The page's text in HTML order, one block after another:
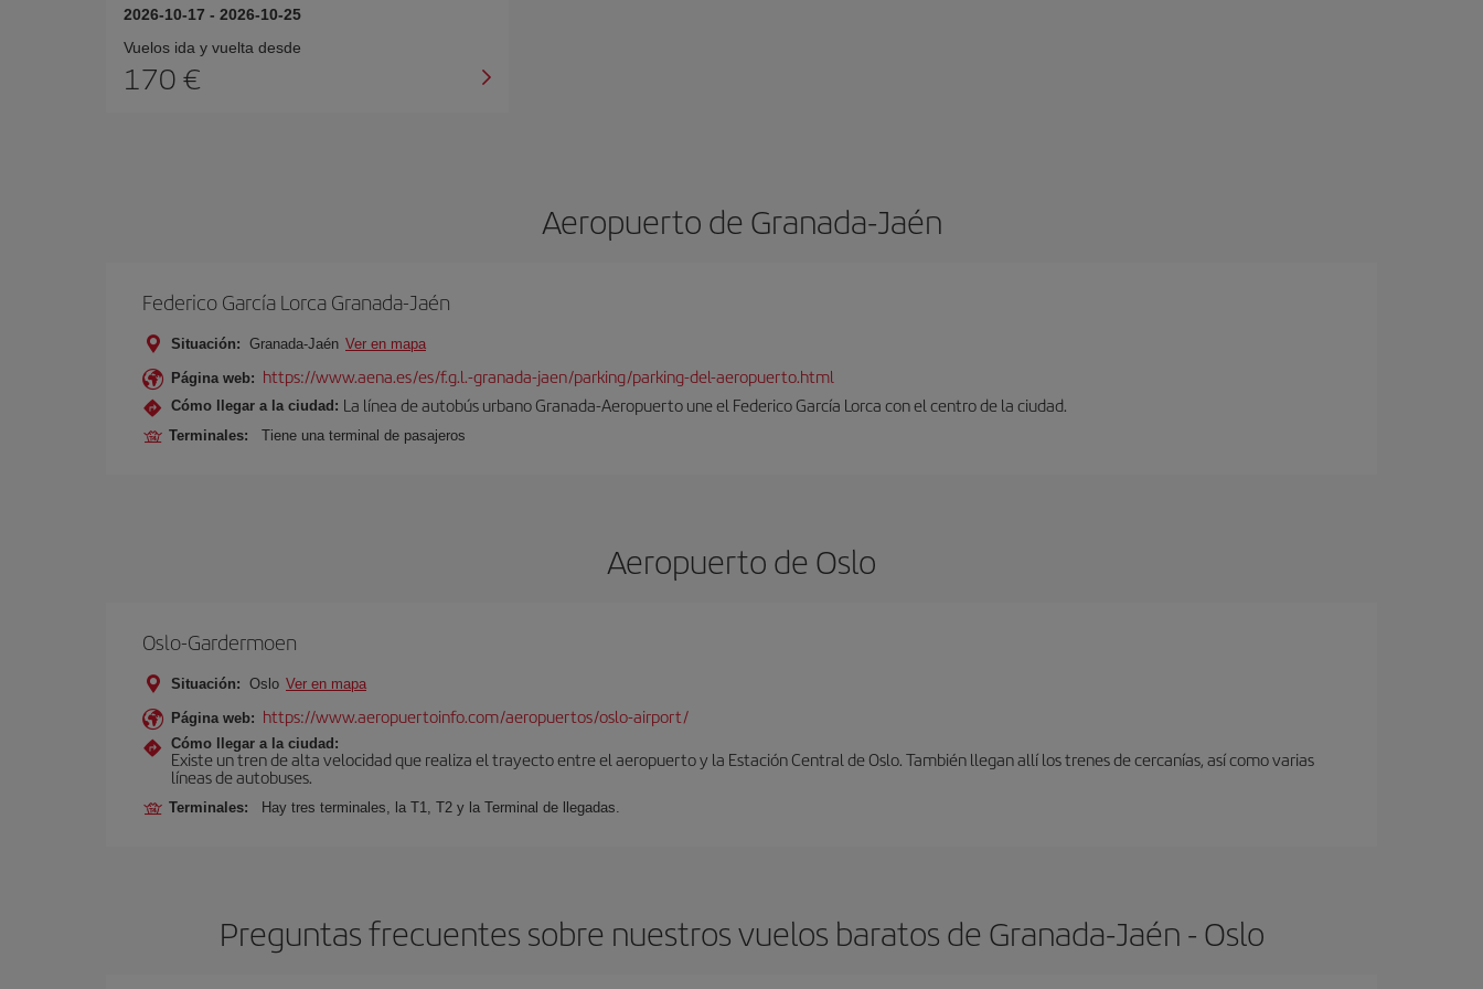
2026-10-17 - 2026-10-25
Vuelos ida y vuelta desde
170 €
Aeropuerto de Granada-Jaén
Federico García Lorca Granada-Jaén
Situación: Granada-Jaén Ver en mapa
Página web: https://www.aena.es/es/f.g.l.-granada-jaen/parking/parking-del-aeropuerto.html
Cómo llegar a la ciudad: La línea de autobús urbano Granada-Aeropuerto une el Federico García Lorca con el centro de la ciudad.
Terminales: Tiene una terminal de pasajeros
Aeropuerto de Oslo
Oslo-Gardermoen
Situación: Oslo Ver en mapa
Página web: https://www.aeropuertoinfo.com/aeropuertos/oslo-airport/
Cómo llegar a la ciudad:
Existe un tren de alta velocidad que realiza el trayecto entre el aeropuerto y la Estación Central de Oslo. También llegan allí los trenes de cercanías, así como varias
líneas de autobuses.
Terminales: Hay tres terminales, la T1, T2 y la Terminal de llegadas.
Preguntas frecuentes sobre nuestros vuelos baratos de Granada-Jaén - Oslo